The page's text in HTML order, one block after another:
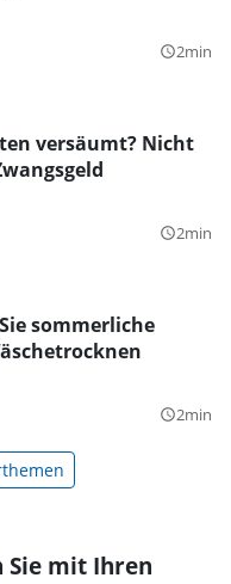
query_builder2min
versäumt? Nicht
query_builder2min
sommerliche
query_builder2min
Sie mit Ihren